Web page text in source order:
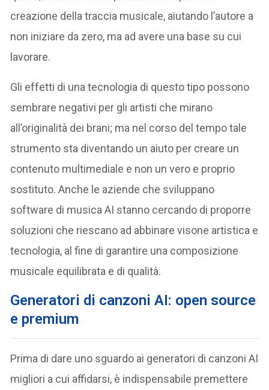
creazione della traccia musicale, aiutando l’autore a
non iniziare da zero, ma ad avere una base su cui
lavorare.
Gli effetti di una tecnologia di questo tipo possono
sembrare negativi per gli artisti che mirano
all’originalità dei brani; ma nel corso del tempo tale
strumento sta diventando un aiuto per creare un
contenuto multimediale e non un vero e proprio
sostituto. Anche le aziende che sviluppano
software di musica AI stanno cercando di proporre
soluzioni che riescano ad abbinare visone artistica e
tecnologia, al fine di garantire una composizione
musicale equilibrata e di qualità.
Generatori di canzoni AI: open source
e premium
Prima di dare uno sguardo ai generatori di canzoni AI
migliori a cui affidarsi, è indispensabile premettere